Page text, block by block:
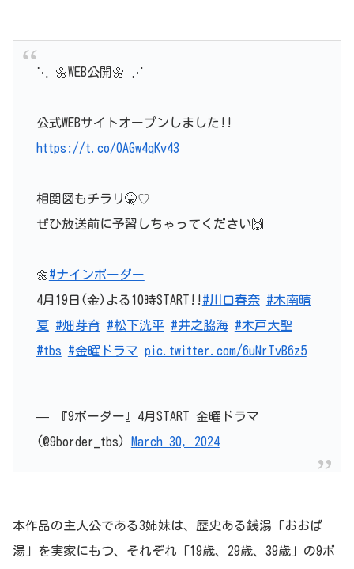
⋱ 🌼WEB公開🌼 ⋰
公式WEBサイトオープンしました!!
https://t.co/OAGw4qKv43
相関図もチラリ🤫♡
ぜひ放送前に予習しちゃってください🙌
🌼#ナインボーダー
4月19日(金)よる10時START!!#川口春奈 #木南晴
夏 #畑芽育 #松下洸平 #井之脇海 #木戸大聖
#tbs
#金曜ドラマ pic.twitter.com/6uNrTvB6z5
— 『9ボーダー』4月START 金曜ドラマ
(@9border_tbs)
March 30, 2024
本作品の主人公である3姉妹は、歴史ある銭湯「おおば
湯」を実家にもつ、それぞれ「19歳、29歳、39歳」の9ボ